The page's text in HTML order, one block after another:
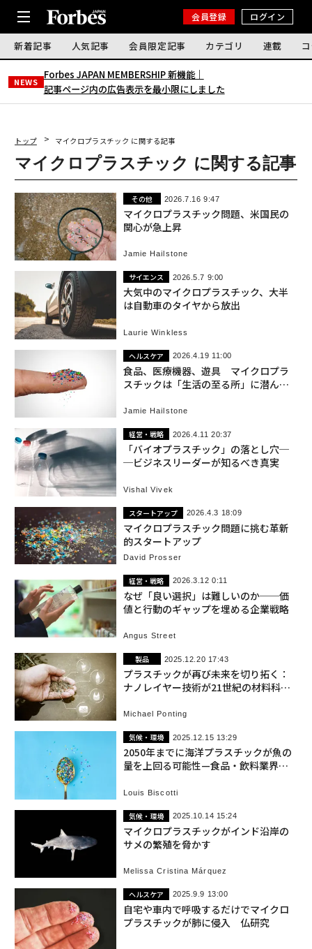
会員登録 ログイン
新着記事 人気記事 会員限定記事 カテゴリ 連載
NEWS
Forbes JAPAN MEMBERSHIP 新機能｜
記事ページ内の広告表示を最小限にしました
トップ マイクロプラスチック に関する記事
マイクロプラスチック に関する記事
その他 2026.7.16 9:47
マイクロプラスチック問題、米国民の
関心が急上昇
Jamie Hailstone
サイエンス 2026.5.7 9:00
大気中のマイクロプラスチック、大半
は自動車のタイヤから放出
Laurie Winkless
ヘルスケア 2026.4.19 11:00
食品、医療機器、遊具 マイクロプラ
スチックは「生活の至る所」に潜んで
Jamie Hailstone
経営・戦略 2026.4.11 20:37
「バイオプラスチック」の落とし穴─
─ビジネスリーダーが知るべき真実
Vishal Vivek
スタートアップ 2026.4.3 18:09
マイクロプラスチック問題に挑む革新
的スタートアップ
David Prosser
経営・戦略 2026.3.12 0:11
なぜ「良い選択」は難しいのか──価
値と行動のギャップを埋める企業戦略
Angus Street
製品 2025.12.20 17:43
プラスチックが再び未来を切り拓く：
ナノレイヤー技術が21世紀の材料科学
Michael Ponting
気候・環境 2025.12.15 13:29
2050年までに海洋プラスチックが魚の
量を上回る可能性—食品・飲料業界の
Louis Biscotti
気候・環境 2025.10.14 15:24
マイクロプラスチックがインド沿岸の
サメの繁殖を脅かす
Melissa Cristina Márquez
ヘルスケア 2025.9.9 13:00
自宅や車内で呼吸するだけでマイクロ
プラスチックが肺に侵入 仏研究